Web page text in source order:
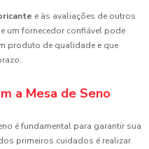
e às avaliações de outros
um fornecedor confiável pode
produto de qualidade e que
a Mesa de Seno
é fundamental para garantir sua
primeiros cuidados é realizar